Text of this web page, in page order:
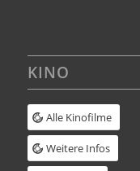
KINO
Alle Kinofilme
Weitere Infos